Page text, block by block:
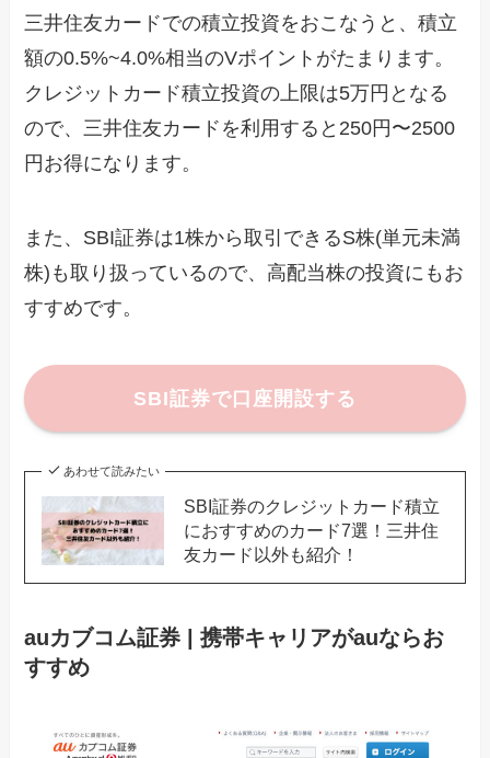
三井住友カードでの積立投資をおこなうと、積立
額の0.5%~4.0%相当のVポイントがたまります。
クレジットカード積立投資の上限は5万円となる
ので、三井住友カードを利用すると250円〜2500
円お得になります。
また、SBI証券は1株から取引できるS株(単元未満
株)も取り扱っているので、高配当株の投資にもお
すすめです。
SBI証券で口座開設する
あわせて読みたい
SBI証券のクレジットカード積立
におすすめのカード7選！三井住
友カード以外も紹介！
auカブコム証券 | 携帯キャリアがauならお
すすめ